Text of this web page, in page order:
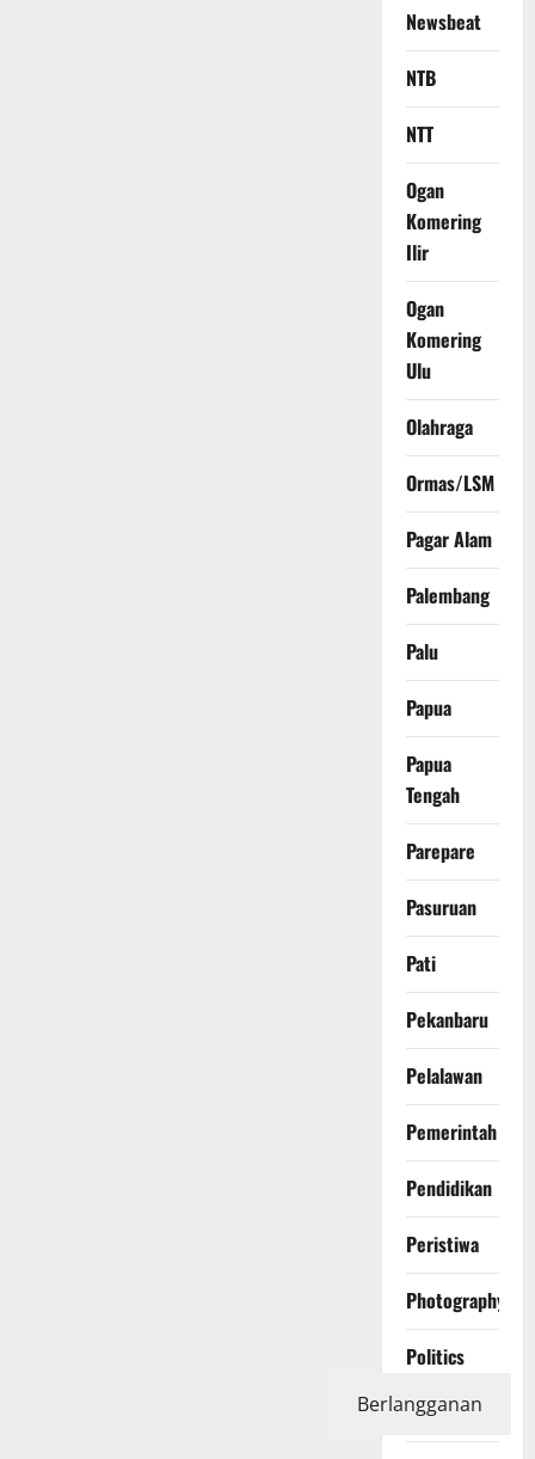
Newsbeat
NTB
NTT
Ogan
Komering
Ilir
Ogan
Komering
Ulu
Olahraga
Ormas/LSM
Pagar Alam
Palembang
Palu
Papua
Papua
Tengah
Parepare
Pasuruan
Pati
Pekanbaru
Pelalawan
Pemerintah
Pendidikan
Peristiwa
Photography
Politics
Polri
Berlangganan